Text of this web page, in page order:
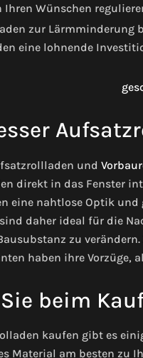
Wünschen
zur Lärmminderung
eine lohnende
und
direkt in das Fenster
eine nahtlose Optik und
daher ideal für die
zu
haben ihre Vorzüge,
beim
kaufen gibt es
Material am besten